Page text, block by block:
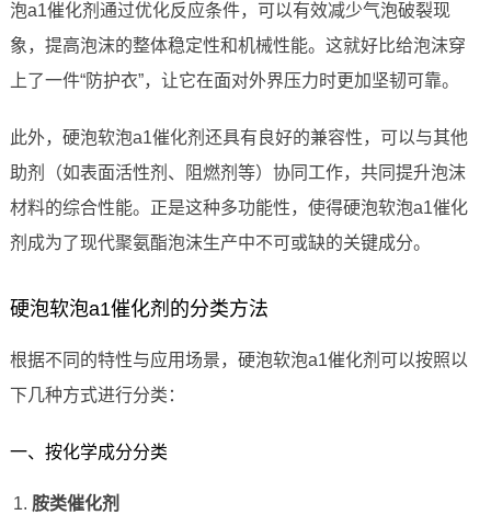
泡a1催化剂通过优化反应条件，可以有效减少气泡破裂现
象，提高泡沫的整体稳定性和机械性能。这就好比给泡沫穿
上了一件“防护衣”，让它在面对外界压力时更加坚韧可靠。
此外，硬泡软泡a1催化剂还具有良好的兼容性，可以与其他
助剂（如表面活性剂、阻燃剂等）协同工作，共同提升泡沫
材料的综合性能。正是这种多功能性，使得硬泡软泡a1催化
剂成为了现代聚氨酯泡沫生产中不可或缺的关键成分。
硬泡软泡a1催化剂的分类方法
根据不同的特性与应用场景，硬泡软泡a1催化剂可以按照以
下几种方式进行分类：
一、按化学成分分类
胺类催化剂